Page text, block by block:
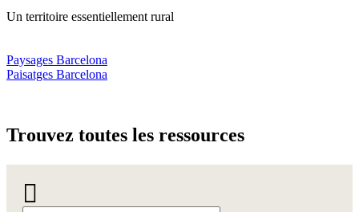
Un territoire essentiellement rural
Paysages Barcelona
Paisatges Barcelona
Trouvez toutes les ressources